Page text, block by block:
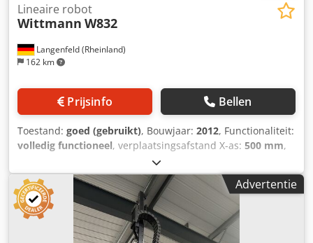
Langenfeld (Rheinland)
162 km
Lineaire robot
Wittmann W832
Prijsinfo Bellen
Toestand: goed (gebruikt), Bouwjaar: 2012, Functionaliteit:
volledig functioneel, verplaatsingsafstand X-as: 500 mm,
, verplaatsingsafstand Z-as:
2.500 mm, totaalgewicht:515 kg, Wittmann W832 –
Manipulator Artikelnummer: 503685 Type
machine/apparaat: Manipulator Fabrikant: Wittmann Type:
W832 Bouwjaar: 2012 Djdpfeznbvajx Ac Ujkr
Draagvermogen: 15 kg Slag X-as: 500 mm Slag Y-as: 1600
Advertentie